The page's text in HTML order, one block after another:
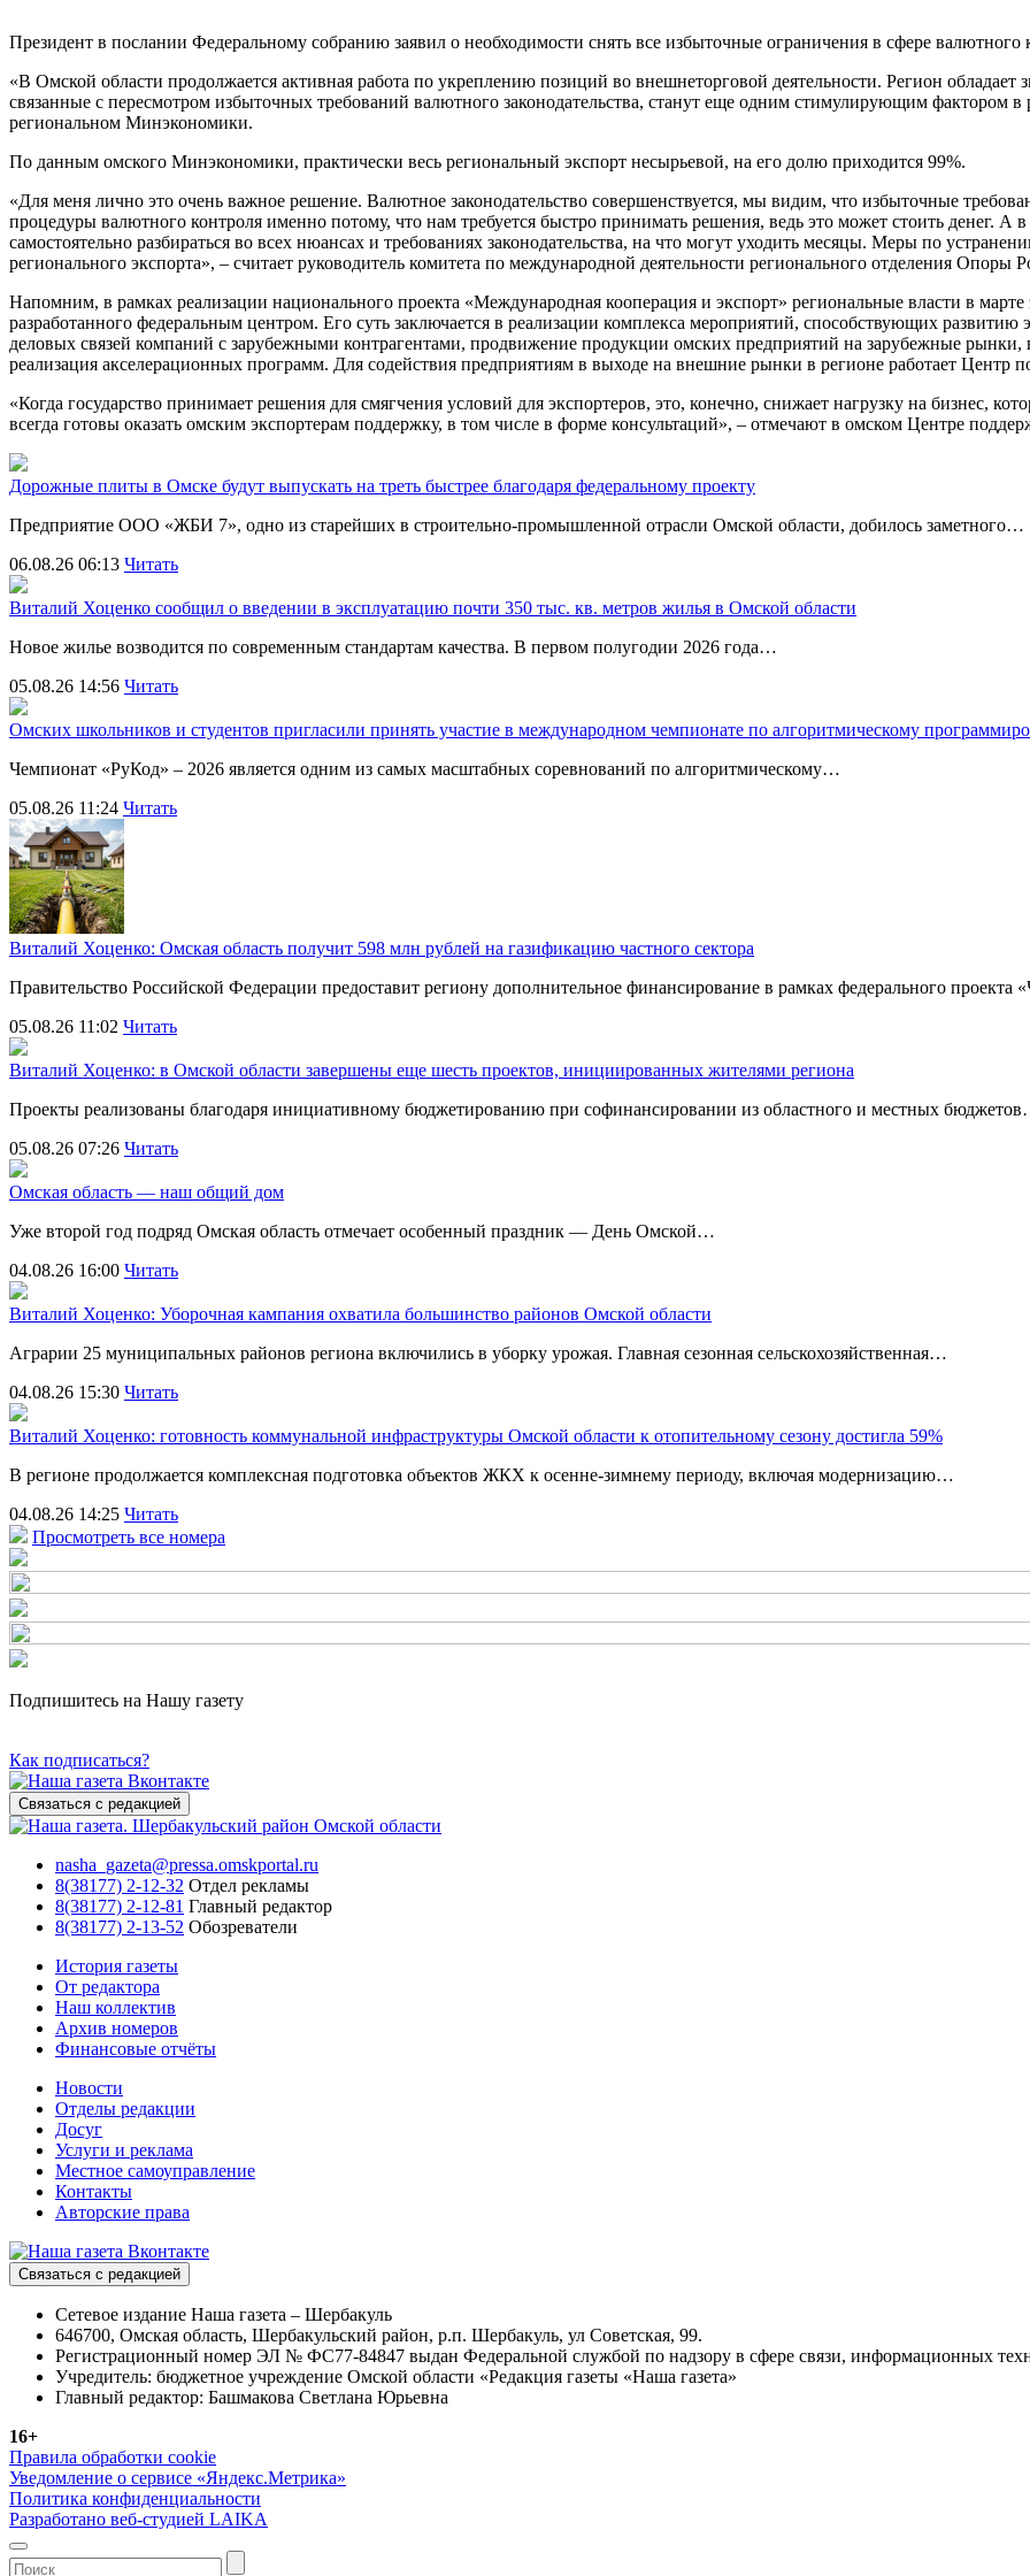
Президент в послании Федеральному собранию заявил о необходимости снять все избыточные ограничения в сфере валютного
«В Омской области продолжается активная работа по укреплению позиций во внешнеторговой деятельности. Регион
связанные с пересмотром избыточных требований валютного законодательства, станут еще одним стимулирующим фактором
региональном Минэкономики.
По данным омского Минэкономики, практически весь региональный экспорт несырьевой, на его долю приходится 99%.
«Для меня лично это очень важное решение. Валютное законодательство совершенствуется, мы видим, что избыточные
процедуры валютного контроля именно потому, что нам требуется быстро принимать решения, ведь это может стоить денег. А
самостоятельно разбираться во всех нюансах и требованиях законодательства, на что могут уходить месяцы. Меры по
регионального экспорта», – считает руководитель комитета по международной деятельности регионального отделения Опоры
Напомним, в рамках реализации национального проекта «Международная кооперация и экспорт» региональные власти в
разработанного федеральным центром. Его суть заключается в реализации комплекса мероприятий, способствующих
деловых связей компаний с зарубежными контрагентами, продвижение продукции омских предприятий на зарубежные рынки,
реализация акселерационных программ. Для содействия предприятиям в выходе на внешние рынки в регионе работает Центр
«Когда государство принимает решения для смягчения условий для экспортеров, это, конечно, снижает нагрузку на бизнес,
всегда готовы оказать омским экспортерам поддержку, в том числе в форме консультаций», – отмечают в омском Центре
Дорожные плиты в Омске будут выпускать на треть быстрее благодаря федеральному проекту
Предприятие ООО «ЖБИ 7», одно из старейших в строительно‑промышленной отрасли Омской области, добилось заметного…
06.08.26 06:13 Читать
Виталий Хоценко сообщил о введении в эксплуатацию почти 350 тыс. кв. метров жилья в Омской области
Новое жилье возводится по современным стандартам качества. В первом полугодии 2026 года…
05.08.26 14:56 Читать
Омских школьников и студентов пригласили принять участие в международном чемпионате по алгоритмическому
Чемпионат «РуКод» – 2026 является одним из самых масштабных соревнований по алгоритмическому…
05.08.26 11:24 Читать
Виталий Хоценко: Омская область получит 598 млн рублей на газификацию частного сектора
Правительство Российской Федерации предоставит региону дополнительное финансирование в рамках федерального
05.08.26 11:02 Читать
Виталий Хоценко: в Омской области завершены еще шесть проектов, инициированных жителями региона
Проекты реализованы благодаря инициативному бюджетированию при софинансировании из областного и местных
05.08.26 07:26 Читать
Омская область — наш общий дом
Уже второй год подряд Омская область отмечает особенный праздник — День Омской…
04.08.26 16:00 Читать
Виталий Хоценко: Уборочная кампания охватила большинство районов Омской области
Аграрии 25 муниципальных районов региона включились в уборку урожая. Главная сезонная сельскохозяйственная…
04.08.26 15:30 Читать
Виталий Хоценко: готовность коммунальной инфраструктуры Омской области к отопительному сезону достигла 59%
В регионе продолжается комплексная подготовка объектов ЖКХ к осенне-зимнему периоду, включая модернизацию…
04.08.26 14:25 Читать
Просмотреть все номера
Подпишитесь на Нашу газету
Как подписаться?
Связаться с редакцией
nasha_gazeta@pressa.omskportal.ru
8(38177) 2-12-32 Отдел рекламы
8(38177) 2-12-81 Главный редактор
8(38177) 2-13-52 Обозреватели
История газеты
От редактора
Наш коллектив
Архив номеров
Финансовые отчёты
Новости
Отделы редакции
Досуг
Услуги и реклама
Местное самоуправление
Контакты
Авторские права
Связаться с редакцией
Сетевое издание Наша газета – Шербакуль
646700, Омская область, Шербакульский район, р.п. Шербакуль, ул Советская, 99.
Регистрационный номер ЭЛ № ФС77-84847 выдан Федеральной службой по надзору в сфере связи, информационных
Учредитель: бюджетное учреждение Омской области «Редакция газеты «Наша газета»
Главный редактор: Башмакова Светлана Юрьевна
16+
Правила обработки cookie
Уведомление о сервисе «Яндекс.Метрика»
Политика конфиденциальности
Разработано веб-студией LAIKA